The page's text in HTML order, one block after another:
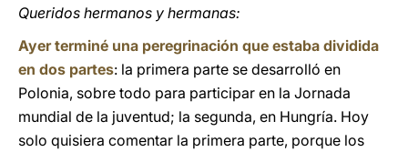
Queridos hermanos y hermanas:
Ayer terminé una peregrinación que estaba dividida
en dos partes: la primera parte se desarrolló en
Polonia, sobre todo para participar en la Jornada
mundial de la juventud; la segunda, en Hungría. Hoy
solo quisiera comentar la primera parte, porque los